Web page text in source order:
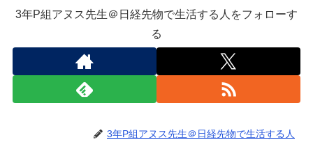
3年P組アヌス先生＠日経先物で生活する人をフォローす
る
3年P組アヌス先生＠日経先物で生活する人